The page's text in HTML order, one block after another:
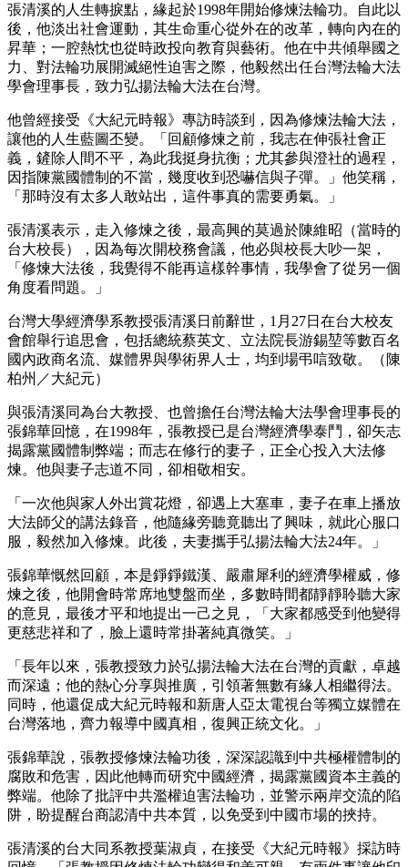
張清溪的人生轉捩點，緣起於1998年開始修煉法輪功。自此以
後，他淡出社會運動，其生命重心從外在的改革，轉向內在的
昇華；一腔熱忱也從時政投向教育與藝術。他在中共傾舉國之
力、對法輪功展開滅絕性迫害之際，他毅然出任台灣法輪大法
學會理事長，致力弘揚法輪大法在台灣。
他曾經接受《大紀元時報》專訪時談到，因為修煉法輪大法，
讓他的人生藍圖丕變。「回顧修煉之前，我志在伸張社會正
義，鏟除人間不平，為此我挺身抗衡；尤其參與澄社的過程，
因指陳黨國體制的不當，幾度收到恐嚇信與子彈。」他笑稱，
「那時沒有太多人敢站出，這件事真的需要勇氣。」
張清溪表示，走入修煉之後，最高興的莫過於陳維昭（當時的
台大校長），因為每次開校務會議，他必與校長大吵一架，
「修煉大法後，我覺得不能再這樣幹事情，我學會了從另一個
角度看問題。」
台灣大學經濟學系教授張清溪日前辭世，1月27日在台大校友
會館舉行追思會，包括總統蔡英文、立法院長游錫堃等數百名
國內政商名流、媒體界與學術界人士，均到場弔唁致敬。（陳
柏州／大紀元）
與張清溪同為台大教授、也曾擔任台灣法輪大法學會理事長的
張錦華回憶，在1998年，張教授已是台灣經濟學泰鬥，卻矢志
揭露黨國體制弊端；而志在修行的妻子，正全心投入大法修
煉。他與妻子志道不同，卻相敬相安。
「一次他與家人外出賞花燈，卻遇上大塞車，妻子在車上播放
大法師父的講法錄音，他隨緣旁聽竟聽出了興味，就此心服口
服，毅然加入修煉。此後，夫妻攜手弘揚法輪大法24年。」
張錦華慨然回顧，本是錚錚鐵漢、嚴肅犀利的經濟學權威，修
煉之後，他開會時常席地雙盤而坐，多數時間都靜靜聆聽大家
的意見，最後才平和地提出一己之見，「大家都感受到他變得
更慈悲祥和了，臉上還時常掛著純真微笑。」
「長年以來，張教授致力於弘揚法輪大法在台灣的貢獻，卓越
而深遠；他的熱心分享與推廣，引領著無數有緣人相繼得法。
同時，他還促成大紀元時報和新唐人亞太電視台等獨立媒體在
台灣落地，齊力報導中國真相，復興正統文化。」
張錦華說，張教授修煉法輪功後，深深認識到中共極權體制的
腐敗和危害，因此他轉而研究中國經濟，揭露黨國資本主義的
弊端。他除了批評中共濫權迫害法輪功，並警示兩岸交流的陷
阱，盼提醒台商認清中共本質，以免受到中國市場的挾持。
張清溪的台大同系教授葉淑貞，在接受《大紀元時報》採訪時